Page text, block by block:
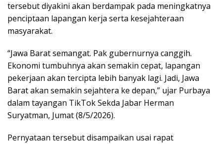
tersebut diyakini akan berdampak pada meningkatnya
penciptaan lapangan kerja serta kesejahteraan
masyarakat.
“Jawa Barat semangat. Pak gubernurnya canggih.
Ekonomi tumbuhnya akan semakin cepat, lapangan
pekerjaan akan tercipta lebih banyak lagi. Jadi, Jawa
Barat akan semakin sejahtera ke depan,” ujar Purbaya
dalam tayangan TikTok Sekda Jabar Herman
Suryatman, Jumat (8/5/2026).
Pernyataan tersebut disampaikan usai rapat